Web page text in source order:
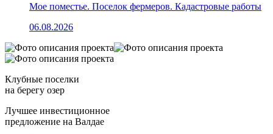
Мое поместье. Поселок фермеров. Кадастровые работы
06.08.2026
Клубные поселки
на берегу озер
Лучшее инвестиционное
предложение на Валдае